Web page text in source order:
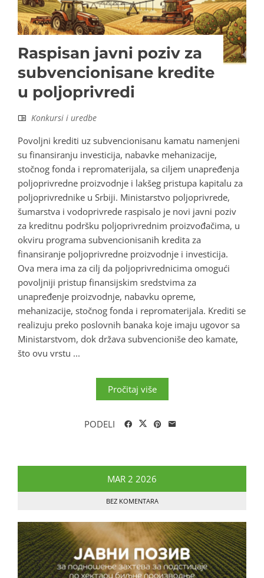
Raspisan javni poziv za
subvencionisane kredite
u poljoprivredi
Konkursi i uredbe
Povoljni krediti uz subvencionisanu kamatu namenjeni
su finansiranju investicija, nabavke mehanizacije,
stočnog fonda i repromaterijala, sa ciljem unapređenja
poljoprivredne proizvodnje i lakšeg pristupa kapitalu za
poljoprivrednike u Srbiji. Ministarstvo poljoprivrede,
šumarstva i vodoprivrede raspisalo je novi javni poziv
za kreditnu podršku poljoprivrednim proizvođačima, u
okviru programa subvencionisanih kredita za
finansiranje poljoprivredne proizvodnje i investicija.
Ova mera ima za cilj da poljoprivrednicima omogući
povoljniji pristup finansijskim sredstvima za
unapređenje proizvodnje, nabavku opreme,
mehanizacije, stočnog fonda i repromaterijala. Krediti se
realizuju preko poslovnih banaka koje imaju ugovor sa
Ministarstvom, dok država subvencioniše deo kamate,
što ovu vrstu ...
Pročitaj više
PODELI
MAR 2 2026
BEZ KOMENTARA